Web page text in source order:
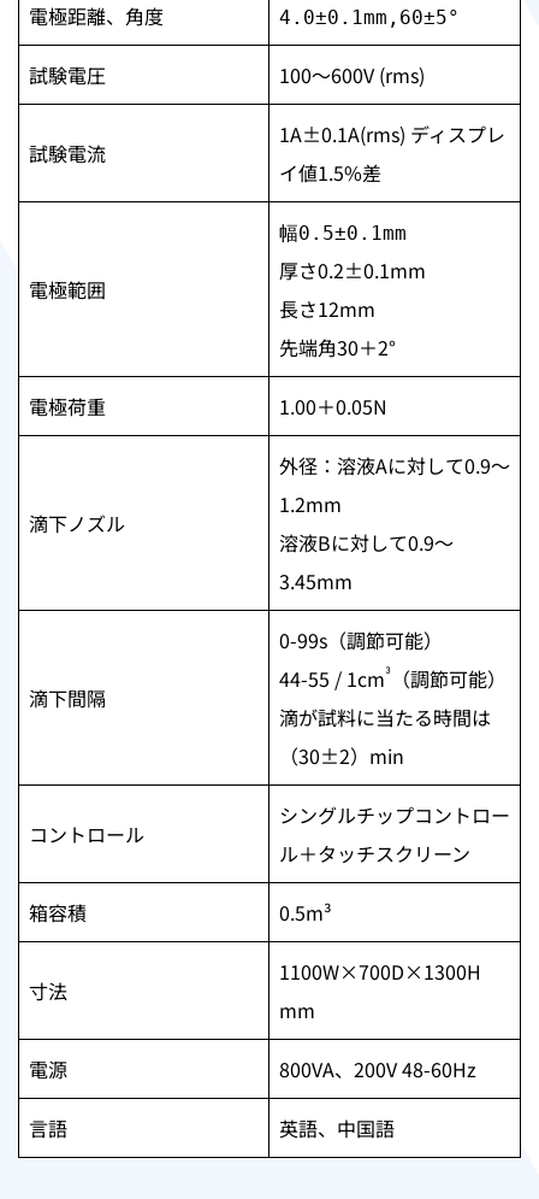
電極距離、角度 4.0±0.1mm,60±5°
試験電圧 100～600V (rms)
試験電流
1A±0.1A(rms) ディスプレ
イ値1.5%差
電極範囲
幅0.5±0.1mm
厚さ0.2±0.1mm
長さ12mm
先端角30＋2°
電極荷重 1.00＋0.05N
滴下ノズル
外径：溶液Aに対して0.9〜
1.2mm
溶液Bに対して0.9〜
3.45mm
滴下間隔
0-99s（調節可能）
44-55 / 1cm³
（調節可能）
滴が試料に当たる時間は
（30±2）min
コントロール
シングルチップコントロー
ル＋タッチスクリーン
箱容積 0.5m³
寸法
1100W×700D×1300H
mm
電源 800VA、200V 48-60Hz
言語 英語、中国語